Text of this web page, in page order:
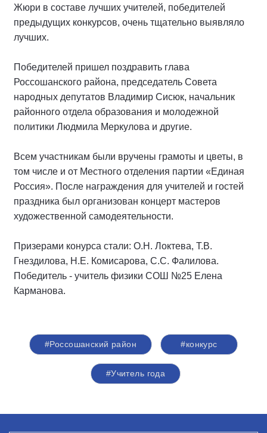
Жюри в составе лучших учителей, победителей
предыдущих конкурсов, очень тщательно выявляло
лучших.
Победителей пришел поздравить глава
Россошанского района, председатель Совета
народных депутатов Владимир Сисюк, начальник
районного отдела образования и молодежной
политики Людмила Меркулова и другие.
Всем участникам были вручены грамоты и цветы, в
том числе и от Местного отделения партии «Единая
Россия». После награждения для учителей и гостей
праздника был организован концерт мастеров
художественной самодеятельности.
Призерами конурса стали: О.Н. Локтева, Т.В.
Гнездилова, Н.Е. Комисарова, С.С. Фалилова.
Победитель - учитель физики СОШ №25 Елена
Карманова.
#Россошанский район #конкурс
#Учитель года